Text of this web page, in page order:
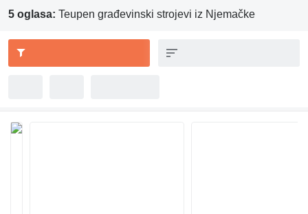
5 oglasa: Teupen građevinski strojevi iz Njemačke